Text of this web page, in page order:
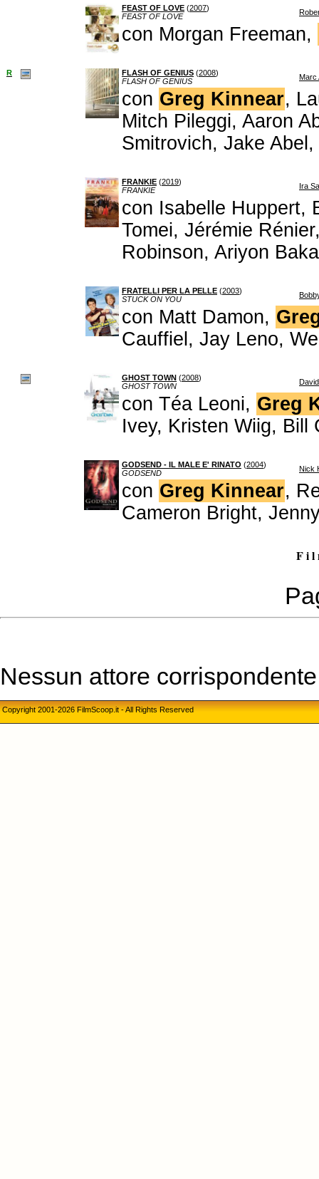
FEAST OF LOVE (2007)
FEAST OF LOVE
con Morgan Freeman,
R FLASH OF GENIUS (2008)
FLASH OF GENIUS
Marc
con Greg Kinnear,
Mitch Pileggi, Aaron
Smitrovich, Jake
FRANKIE (2019)
FRANKIE
Ira
con Isabelle Huppert,
Tomei, Jérémie
Robinson, Ariyon
FRATELLI PER LA PELLE (2003)
STUCK ON YOU
con Matt Damon,
Cauffiel, Jay Leno,
GHOST TOWN (2008)
GHOST TOWN
con Téa Leoni, Greg
Ivey, Kristen Wiig, Bill
GODSEND - IL MALE E' RINATO (2004)
GODSEND
Nick
con Greg Kinnear,
Cameron Bright,
F i l
Nessun attore
Copyright 2001-2026 FilmScoop.it - All Rights Reserved